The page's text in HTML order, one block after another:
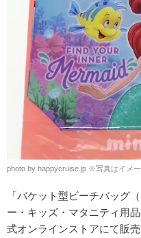
photo by happycruise.jp ※写真はイメ
「バケット型ビーチバッグ
ー・キッズ・マタニティ用
式オンラインストアにて販